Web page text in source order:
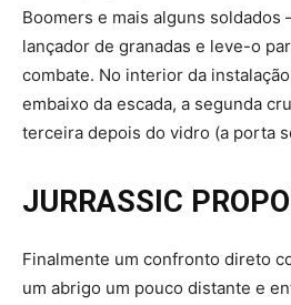
Boomers e mais alguns soldados
lançador de granadas e leve-o
combate. No interior da
embaixo da escada, a segunda
terceira depois do vidro (a porta
JURRASSIC
Finalmente um confronto direto
um abrigo um pouco distante e